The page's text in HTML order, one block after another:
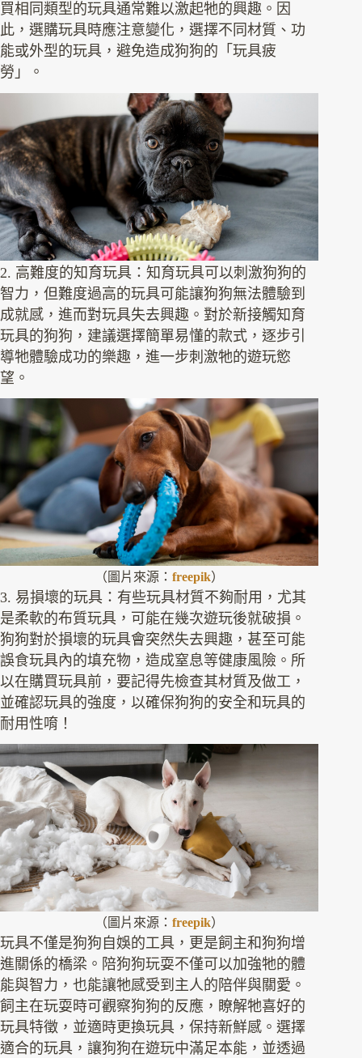
買相同類型的玩具通常難以激起牠的興趣。因
此，選購玩具時應注意變化，選擇不同材質、功
能或外型的玩具，避免造成狗狗的「玩具疲
勞」。
2. 高難度的知育玩具：知育玩具可以刺激狗狗的
智力，但難度過高的玩具可能讓狗狗無法體驗到
成就感，進而對玩具失去興趣。對於新接觸知育
玩具的狗狗，建議選擇簡單易懂的款式，逐步引
導牠體驗成功的樂趣，進一步刺激牠的遊玩慾
望。
（圖片來源：freepik）
3. 易損壞的玩具：有些玩具材質不夠耐用，尤其
是柔軟的布質玩具，可能在幾次遊玩後就破損。
狗狗對於損壞的玩具會突然失去興趣，甚至可能
誤食玩具內的填充物，造成窒息等健康風險。所
以在購買玩具前，要記得先檢查其材質及做工，
並確認玩具的強度，以確保狗狗的安全和玩具的
耐用性唷！
（圖片來源：freepik）
玩具不僅是狗狗自娛的工具，更是飼主和狗狗增
進關係的橋梁。陪狗狗玩耍不僅可以加強牠的體
能與智力，也能讓牠感受到主人的陪伴與關愛。
飼主在玩耍時可觀察狗狗的反應，瞭解牠喜好的
玩具特徵，並適時更換玩具，保持新鮮感。選擇
適合的玩具，讓狗狗在遊玩中滿足本能，並透過